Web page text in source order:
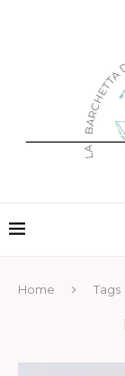
Home Tags